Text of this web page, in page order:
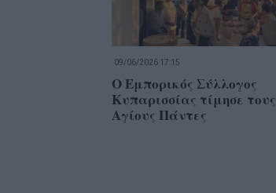
09/06/2026 17:15
Ο Εμπορικός Σύλλογος
Κυπαρισσίας τίμησε τους
Αγίους Πάντες